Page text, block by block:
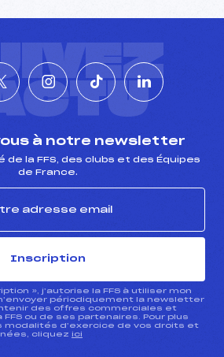
à notre newsletter
de la FFS, des clubs et des Équipes
de France.
Inscription
», j’autorise la FFS à utiliser mon
périodiquement la newsletter
des offres commerciales et
ou de ses partenaires. Pour plus
modalités d’exercice de vos droits et
cliquez ici